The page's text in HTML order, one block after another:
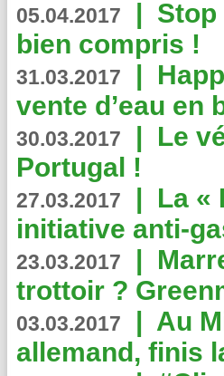
05.04.2017 | Stop
bien compris !
31.03.2017 |
vente d’eau en
30.03.2017 | Le
Portugal !
27.03.2017 | La «
initiative anti-
23.03.2017 |
trottoir ?
03.03.2017 | Au
allemand, finis